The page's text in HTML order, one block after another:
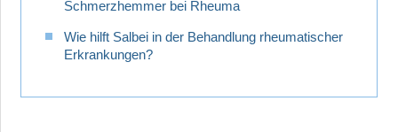
Schmerzhemmer bei Rheuma
Wie hilft Salbei in der Behandlung rheumatischer
Erkrankungen?